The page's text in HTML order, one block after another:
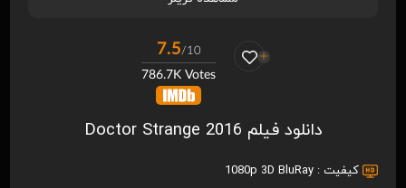
7.5/10
786.7K Votes
دانلود فیلم Doctor Strange 2016
کیفیت : 1080p 3D BluRay